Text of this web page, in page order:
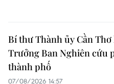
Bí thư Thành ủy Cần Thơ
Trưởng Ban Nghiên cứu
thành phố
07/08/2026 14:57